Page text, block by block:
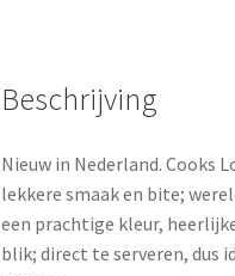
2,25
btw)
aantal
Beschrijving
Nieuw in Nederland. Cooks
lekkere smaak en bite;
een prachtige kleur,
blik; direct te serveren, dus